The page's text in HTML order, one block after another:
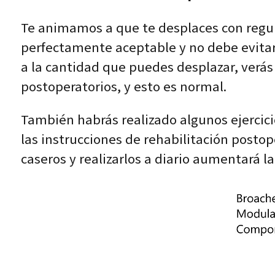
Te animamos a que te desplaces con
perfectamente aceptable y no debe
a la cantidad que puedes desplazar,
postoperatorios, y esto es normal.
También habrás realizado algunos
las instrucciones de rehabilitación
caseros y realizarlos a diario aumentará